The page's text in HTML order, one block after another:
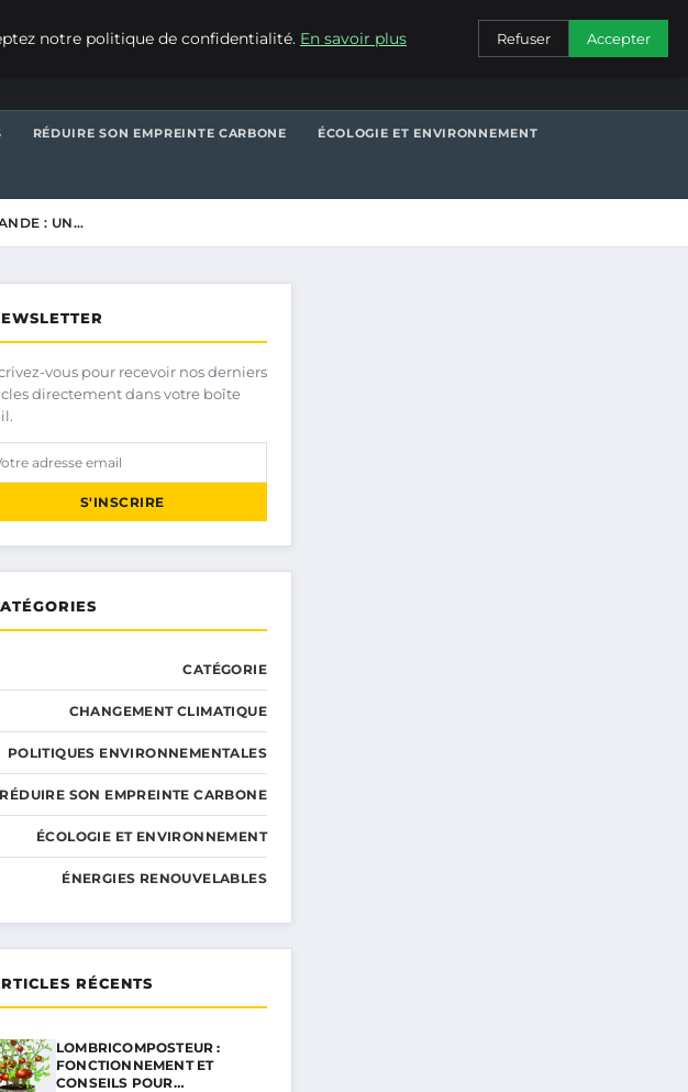
CONTACT
RÉDUIRE SON EMPREINTE CARBONE ÉCOLOGIE ET ENVIRONNEMENT
: UN…
vous pour recevoir nos derniers
directement dans votre boîte
S'INSCRIRE
CATÉGORIE
CHANGEMENT CLIMATIQUE
POLITIQUES ENVIRONNEMENTALES
RÉDUIRE SON EMPREINTE CARBONE
ÉCOLOGIE ET ENVIRONNEMENT
ÉNERGIES RENOUVELABLES
RÉCENTS
LOMBRICOMPOSTEUR :
FONCTIONNEMENT ET
CONSEILS POUR…
notre politique de confidentialité. En savoir plus Refuser Accepter